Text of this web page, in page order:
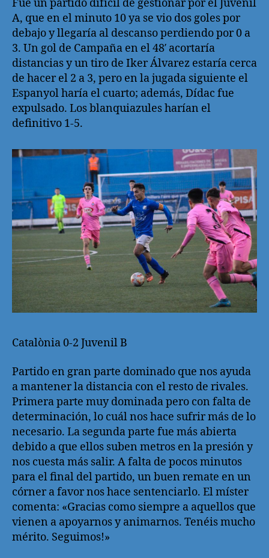
Fue un partido difícil de gestionar por el Juvenil
A, que en el minuto 10 ya se vio dos goles por
debajo y llegaría al descanso perdiendo por 0 a
3. Un gol de Campaña en el 48′ acortaría
distancias y un tiro de Iker Álvarez estaría cerca
de hacer el 2 a 3, pero en la jugada siguiente el
Espanyol haría el cuarto; además, Dídac fue
expulsado. Los blanquiazules harían el
definitivo 1-5.
Catalònia 0-2 Juvenil B
Partido en gran parte dominado que nos ayuda
a mantener la distancia con el resto de rivales.
Primera parte muy dominada pero con falta de
determinación, lo cuál nos hace sufrir más de lo
necesario. La segunda parte fue más abierta
debido a que ellos suben metros en la presión y
nos cuesta más salir. A falta de pocos minutos
para el final del partido, un buen remate en un
córner a favor nos hace sentenciarlo. El míster
comenta: «Gracias como siempre a aquellos que
vienen a apoyarnos y animarnos. Tenéis mucho
mérito. Seguimos!»